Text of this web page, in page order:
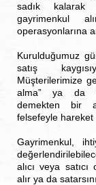
sadık kalarak
gayrimenkul
operasyonlarına
Kurulduğumuz
satış
Müşterilerimize
alma” ya da
demekten bir
felsefeyle hareket
Gayrimenkul,
alıcı veya
alır ya da